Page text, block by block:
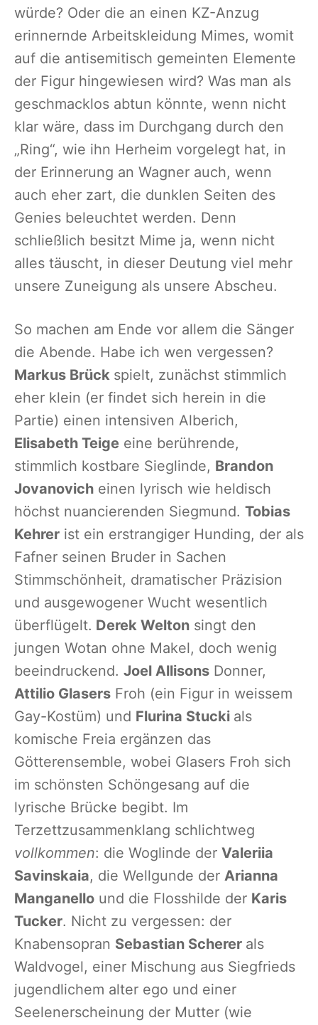
würde? Oder die an einen KZ-Anzug
erinnernde Arbeitskleidung Mimes, womit
auf die antisemitisch gemeinten Elemente
der Figur hingewiesen wird? Was man als
geschmacklos abtun könnte, wenn nicht
klar wäre, dass im Durchgang durch den
„Ring“, wie ihn Herheim vorgelegt hat, in
der Erinnerung an Wagner auch, wenn
auch eher zart, die dunklen Seiten des
Genies beleuchtet werden. Denn
schließlich besitzt Mime ja, wenn nicht
alles täuscht, in dieser Deutung viel mehr
unsere Zuneigung als unsere Abscheu.
So machen am Ende vor allem die Sänger
die Abende. Habe ich wen vergessen?
Markus Brück spielt, zunächst stimmlich
eher klein (er findet sich herein in die
Partie) einen intensiven Alberich,
Elisabeth Teige eine berührende,
stimmlich kostbare Sieglinde, Brandon
Jovanovich einen lyrisch wie heldisch
höchst nuancierenden Siegmund. Tobias
Kehrer ist ein erstrangiger Hunding, der als
Fafner seinen Bruder in Sachen
Stimmschönheit, dramatischer Präzision
und ausgewogener Wucht wesentlich
überflügelt. Derek Welton singt den
jungen Wotan ohne Makel, doch wenig
beeindruckend. Joel Allisons Donner,
Attilio Glasers Froh (ein Figur in weissem
Gay-Kostüm) und Flurina Stucki als
komische Freia ergänzen das
Götterensemble, wobei Glasers Froh sich
im schönsten Schöngesang auf die
lyrische Brücke begibt. Im
Terzettzusammenklang schlichtweg
vollkommen: die Woglinde der Valeriia
Savinskaia, die Wellgunde der Arianna
Manganello und die Flosshilde der Karis
Tucker. Nicht zu vergessen: der
Knabensopran Sebastian Scherer als
Waldvogel, einer Mischung aus Siegfrieds
jugendlichem alter ego und einer
Seelenerscheinung der Mutter (wie